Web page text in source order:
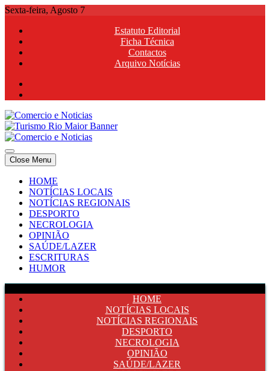
Skip
content
Sexta-feira, Agosto 7
Estatuto Editorial
Ficha Técnica
Contactos
Arquivo Notícias
Comercio e Noticias
Notícias e Publicidade Online
Comercio e Noticias
Notícias e Publicidade Online
Close Menu
HOME
NOTÍCIAS LOCAIS
NOTÍCIAS REGIONAIS
DESPORTO
NECROLOGIA
OPINIÃO
SAÚDE/LAZER
ESCRITURAS
HUMOR
HOME
NOTÍCIAS LOCAIS
NOTÍCIAS REGIONAIS
DESPORTO
NECROLOGIA
OPINIÃO
SAÚDE/LAZER